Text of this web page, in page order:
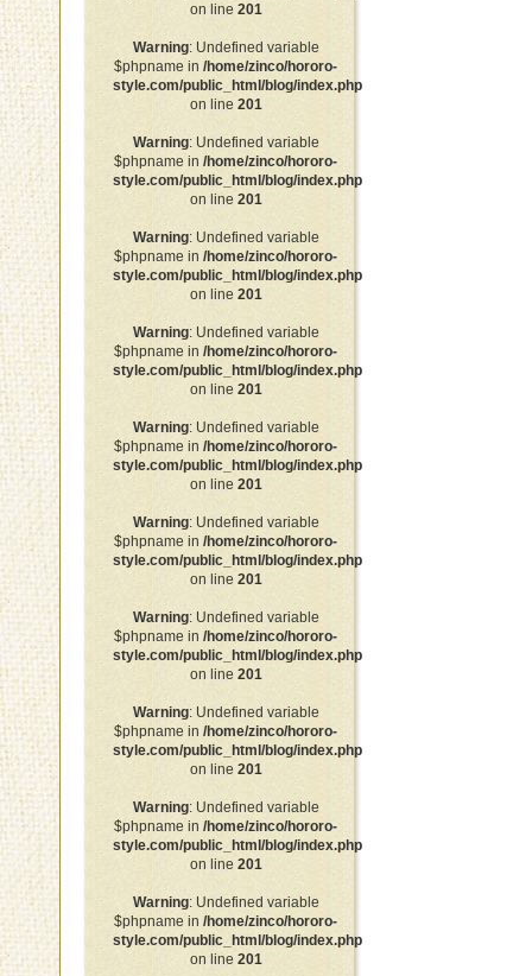
on line 201
Warning: Undefined variable
$phpname in /home/zinco/hororo-
style.com/public_html/blog/index.php
on line 201
Warning: Undefined variable
$phpname in /home/zinco/hororo-
style.com/public_html/blog/index.php
on line 201
Warning: Undefined variable
$phpname in /home/zinco/hororo-
style.com/public_html/blog/index.php
on line 201
Warning: Undefined variable
$phpname in /home/zinco/hororo-
style.com/public_html/blog/index.php
on line 201
Warning: Undefined variable
$phpname in /home/zinco/hororo-
style.com/public_html/blog/index.php
on line 201
Warning: Undefined variable
$phpname in /home/zinco/hororo-
style.com/public_html/blog/index.php
on line 201
Warning: Undefined variable
$phpname in /home/zinco/hororo-
style.com/public_html/blog/index.php
on line 201
Warning: Undefined variable
$phpname in /home/zinco/hororo-
style.com/public_html/blog/index.php
on line 201
Warning: Undefined variable
$phpname in /home/zinco/hororo-
style.com/public_html/blog/index.php
on line 201
Warning: Undefined variable
$phpname in /home/zinco/hororo-
style.com/public_html/blog/index.php
on line 201